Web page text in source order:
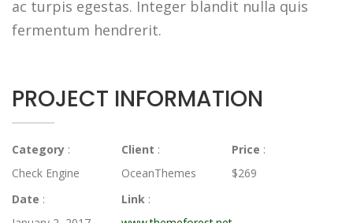
ac turpis egestas. Integer blandit nulla quis
fermentum hendrerit.
PROJECT INFORMATION
Category :
Check Engine
Client :
OceanThemes
Price :
$269
Date :
Link :